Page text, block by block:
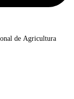
de Agricultura
Centro Nacional de